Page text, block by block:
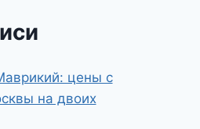
цены с
на двоих